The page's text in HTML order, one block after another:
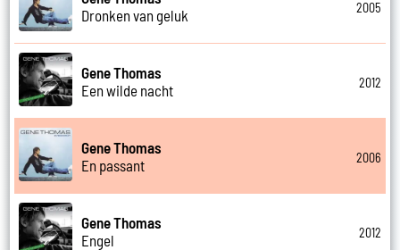
Dronken van geluk
2005
Gene Thomas
Een wilde nacht
2012
Gene Thomas
En passant
2006
Gene Thomas
Engel
2012